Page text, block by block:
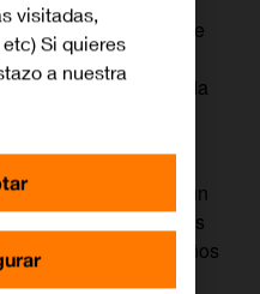
el conjunto de
mantener activa
almacenado, cada
realizada
el primer paso hacia un
Y lo mejor es
sacrificios: pequeños
la diferencia.
visitadas,
Si quieres
a nuestra